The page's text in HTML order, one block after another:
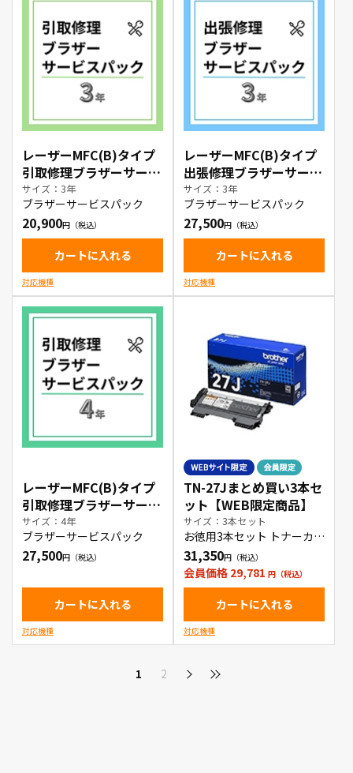
レーザーMFC(B)タイプ
引取修理ブラザーサービ
スパック3年
サイズ：3年
ブラザーサービスパック
20,900
カートに入れる
対応機種
レーザーMFC(B)タイプ
出張修理ブラザーサービ
スパック3年
サイズ：3年
ブラザーサービスパック
27,500
カートに入れる
対応機種
レーザーMFC(B)タイプ
引取修理ブラザーサービ
スパック4年
サイズ：4年
ブラザーサービスパック
27,500
カートに入れる
対応機種
TN-27Jまとめ買い3本セ
ット【WEB限定商品】
サイズ：3本セット
お徳用3本セット トナーカー
トリッジ
31,350
会員価格 29,781
カートに入れる
対応機種
1 2